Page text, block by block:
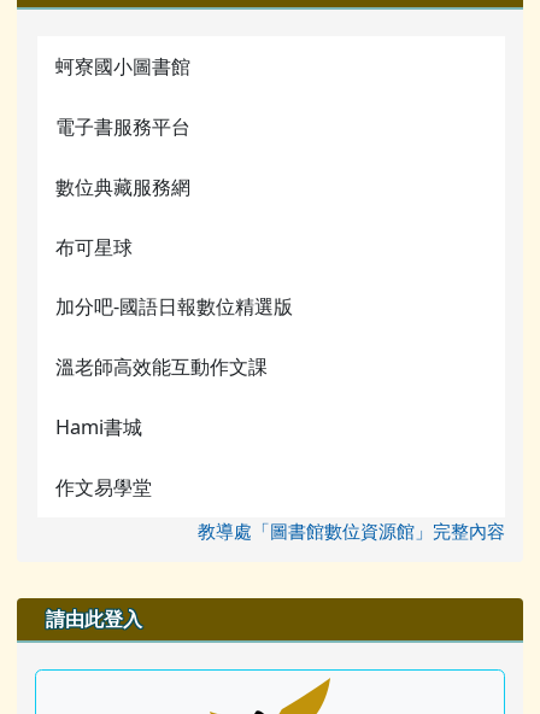
蚵寮國小圖書館
電子書服務平台
數位典藏服務網
布可星球
加分吧-國語日報數位精選版
溫老師高效能互動作文課
Hami書城
作文易學堂
教導處「圖書館數位資源館」完整內容
右邊區域內容
請由此登入